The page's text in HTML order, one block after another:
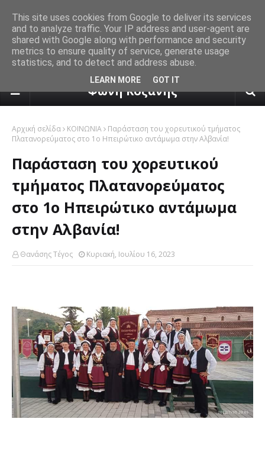
πρόγνωση καιρού από το
Φωνή Κοζάνης
Αρχική σελίδα ΚΟΙΝΩΝΙΑ
Παράσταση του χορευτικού τμήματος
Πλατανορεύματος στο 1ο Ηπειρώτικο αντάμωμα στην Αλβανία!
Παράσταση του χορευτικού
τμήματος Πλατανορεύματος
στο 1ο Ηπειρώτικο αντάμωμα
στην Αλβανία!
Θανάσης Τέγος Κυριακή, Ιουλίου 16, 2023
This site uses cookies from Google to deliver its services
and to analyze traffic. Your IP address and user-agent are
shared with Google along with performance and security
metrics to ensure quality of service, generate usage
statistics, and to detect and address abuse.
LEARN MORE GOT IT